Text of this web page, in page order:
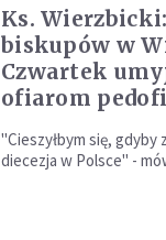
Ks.
biskupów w
Czwartek
ofiarom
"Cieszyłbym się, gdyby
diecezja w Polsce" -